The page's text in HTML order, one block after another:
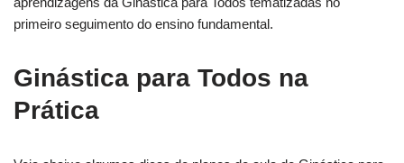
primeiro seguimento do ensino fundamental.
Ginástica para Todos na
Prática